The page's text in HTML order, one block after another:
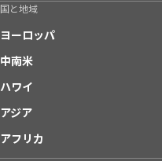
国と地域
ヨーロッパ
中南米
ハワイ
アジア
アフリカ